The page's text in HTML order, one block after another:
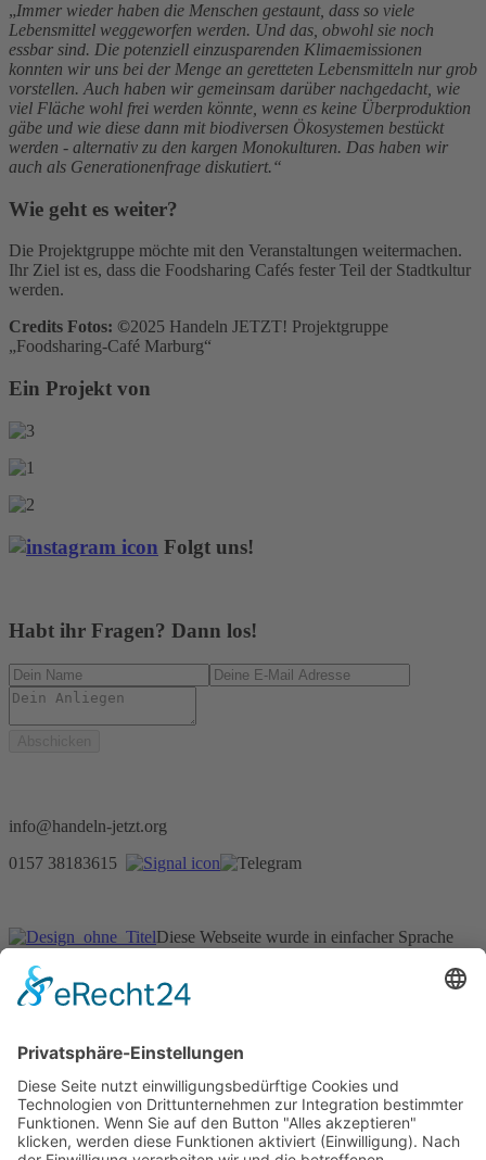
„Immer wieder haben die Menschen gestaunt, dass so viele
Lebensmittel weggeworfen werden. Und das, obwohl sie noch
essbar sind. Die potenziell einzusparenden Klimaemissionen
konnten wir uns bei der Menge an geretteten Lebensmitteln nur grob
vorstellen. Auch haben wir gemeinsam darüber nachgedacht, wie
viel Fläche wohl frei werden könnte, wenn es keine Überproduktion
gäbe und wie diese dann mit biodiversen Ökosystemen bestückt
werden - alternativ zu den kargen Monokulturen. Das haben wir
auch als Generationenfrage diskutiert.“
Wie geht es weiter?
Die Projektgruppe möchte mit den Veranstaltungen weitermachen.
Ihr Ziel ist es, dass die Foodsharing Cafés fester Teil der Stadtkultur
werden.
Credits Fotos: ©2025 Handeln JETZT! Projektgruppe
„Foodsharing-Café Marburg“
Ein Projekt von
Folgt uns!
Habt ihr Fragen? Dann los!
info@handeln-jetzt.org
0157 38183615
Diese Webseite wurde in einfacher Sprache
Wer wir sind
Impressum
Datenschutz